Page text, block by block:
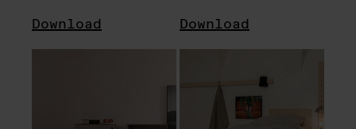
Download Download